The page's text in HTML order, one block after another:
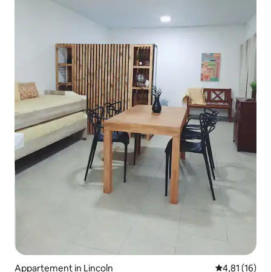
Appartement in Lincoln Gemiddelde
4,81 (16)